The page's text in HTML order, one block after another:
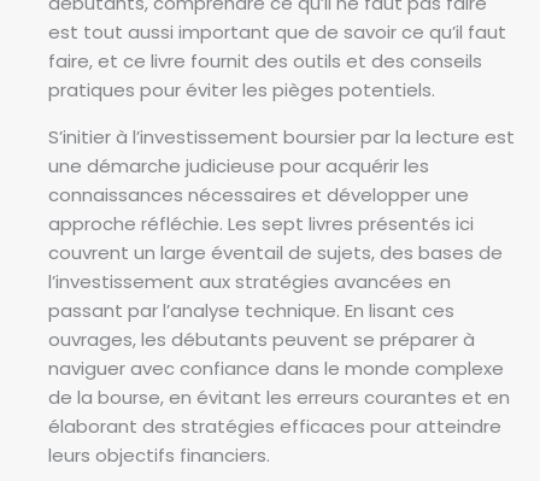
est tout aussi important que de savoir ce qu’il faut
faire, et ce livre fournit des outils et des conseils
pratiques pour éviter les pièges potentiels.
S’initier à l’investissement boursier par la lecture est
une démarche judicieuse pour acquérir les
connaissances nécessaires et développer une
approche réfléchie. Les sept livres présentés ici
couvrent un large éventail de sujets, des bases de
l’investissement aux stratégies avancées en
passant par l’analyse technique. En lisant ces
ouvrages, les débutants peuvent se préparer à
naviguer avec confiance dans le monde complexe
de la bourse, en évitant les erreurs courantes et en
élaborant des stratégies efficaces pour atteindre
leurs objectifs financiers.